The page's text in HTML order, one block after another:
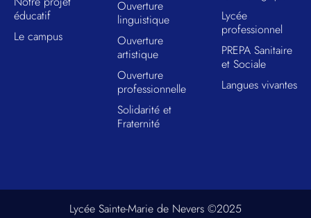
éducatif
Le campus
Ouverture
linguistique
Ouverture
artistique
Ouverture
professionnelle
Solidarité et
Fraternité
Lycée
professionnel
PREPA Sanitaire
et Sociale
Langues vivantes
Lycée Sainte-Marie de Nevers ©2025